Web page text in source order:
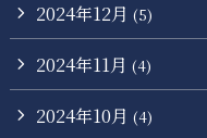
2024年12月 (5)
2024年11月 (4)
2024年10月 (4)